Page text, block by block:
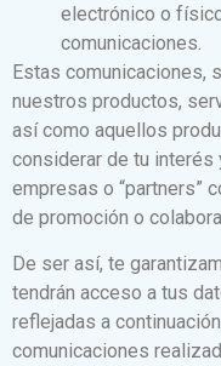
electrónico o
comunicaciones.
Estas comunicaciones,
nuestros productos,
así como aquellos
considerar de tu interés
empresas o “partners”
de promoción o
De ser así, te
tendrán acceso a tus
reflejadas a
comunicaciones